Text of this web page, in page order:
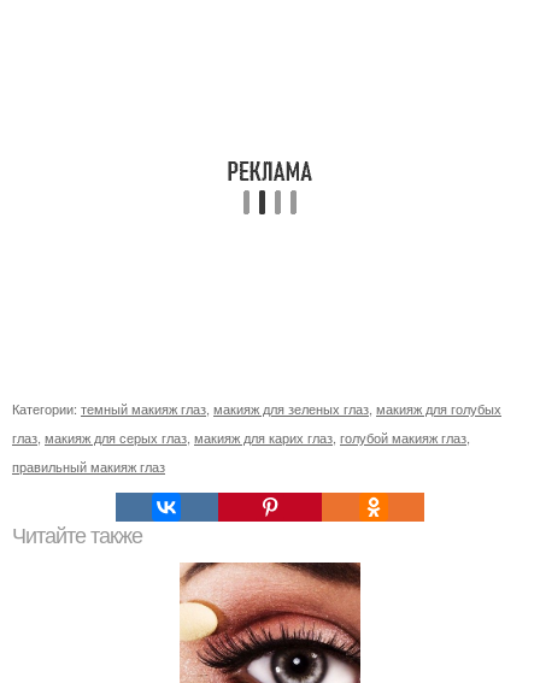
Категории: темный макияж глаз макияж для зеленых глаз макияж для голубых
глаз макияж для серых глаз макияж для карих глаз голубой макияж глаз
правильный макияж глаз
Читайте также